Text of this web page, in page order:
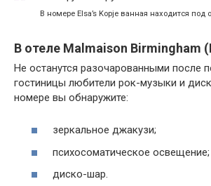
В номере Elsa’s Kopje ванная находится под
В отеле Malmaison Birmingham
Не останутся разочарованными после
гостиницы любители рок-музыки и
номере вы обнаружите:
зеркальное джакузи;
психосоматическое освещение;
диско-шар.